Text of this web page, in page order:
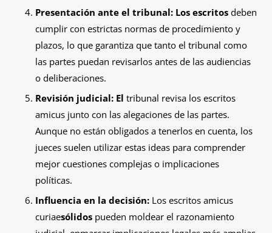
Presentación ante el tribunal: Los escritosdeben
cumplir con estrictas normas de procedimiento y
plazos, lo que garantiza que tanto el tribunal como
las partes puedan revisarlos antes de las audiencias
o deliberaciones.
Revisión judicial: Eltribunal revisa los escritos
amicus junto con las alegaciones de las partes.
Aunque no están obligados a tenerlos en cuenta, los
jueces suelen utilizar estas ideas para comprender
mejor cuestiones complejas o implicaciones
políticas.
Influencia en la decisión: Los escritos amicus
curiaesólidos pueden moldear el razonamiento